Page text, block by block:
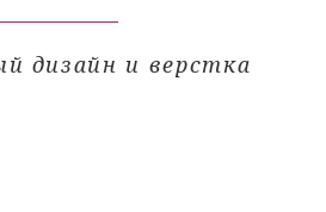
дизайн и верстка